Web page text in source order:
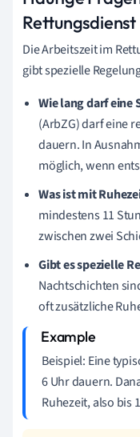
Rettungsdienst
Die Arbeitszeit im
gibt spezielle
Wie lang darf eine
(ArbZG) darf eine
dauern. In
möglich, wenn
Was ist mit
mindestens 11
zwischen zwei
Gibt es spezielle
Nachtschichten
oft zusätzliche
Beispiel: Eine
6 Uhr dauern.
Ruhezeit, also bis